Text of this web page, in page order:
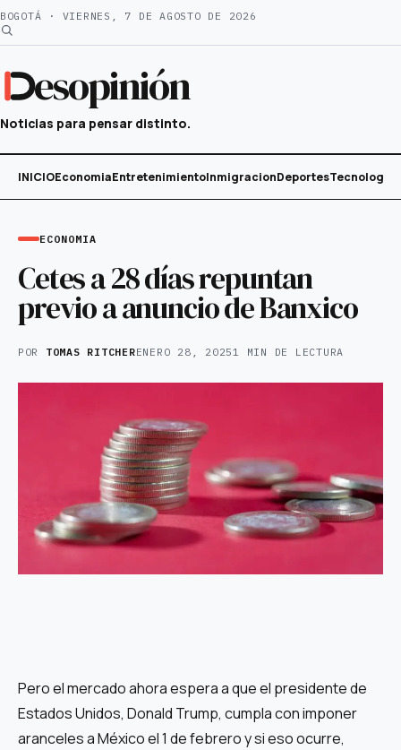
Saltar
al
BOGOTÁ · VIERNES, 7 DE AGOSTO DE 2026
esopinión
Noticias para pensar distinto.
INICIOEconomiaEntretenimientoInmigracionDeportesTecnología
ECONOMIA
Cetes a 28 días repuntan
previo a anuncio de Banxico
POR TOMAS RITCHERENERO 28, 20251 MIN DE LECTURA
Pero el mercado ahora espera a que el presidente de
Estados Unidos, Donald Trump, cumpla con imponer
aranceles a México el 1 de febrero y si eso ocurre,